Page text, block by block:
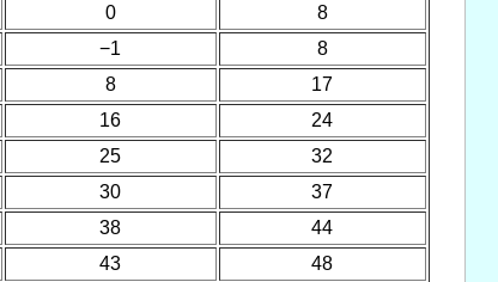
0
8
−1
8
8
17
16
24
25
32
30
37
38
44
43
48